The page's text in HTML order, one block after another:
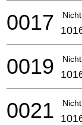
0017
0019
0021